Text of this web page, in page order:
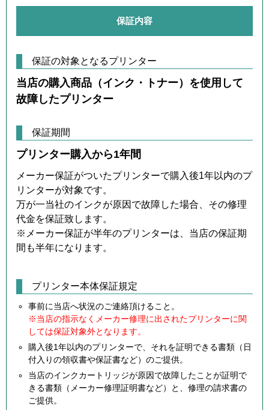
保証内容
保証の対象となるプリンター
当店の購入商品（インク・トナー）を使用して
故障したプリンター
保証期間
プリンター購入から1年間
メーカー保証がついたプリンターで購入後1年以内のプ
リンターが対象です。
万が一当社のインクが原因で故障した場合、その修理
代金を保証致します。
※メーカー保証が半年のプリンターは、当店の保証期
間も半年になります。
プリンター本体保証規定
事前に当店へ状況のご連絡頂けること。
※当店の指示なくメーカー修理に出されたプリンターに関
しては保証対象外となります。
購入後1年以内のプリンターで、それを証明できる書類（日
付入りの領収書や保証書など）のご提供。
当店のインクカートリッジが原因で故障したことが証明で
きる書類（メーカー修理証明書など）と、修理の請求書の
ご提供。